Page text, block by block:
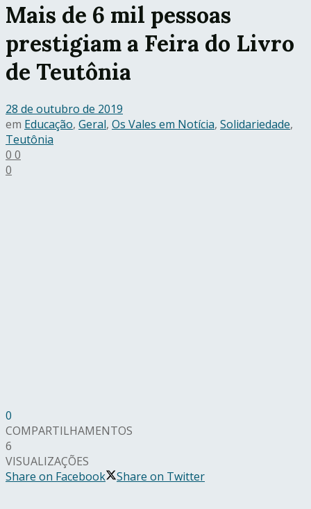
Mais de 6 mil pessoas
prestigiam a Feira do Livro
de Teutônia
28 de outubro de 2019
em Educação, Geral, Os Vales em Notícia, Solidariedade,
Teutônia
0 0
0
0
COMPARTILHAMENTOS
6
VISUALIZAÇÕES
Share on Facebook
Share on Twitter